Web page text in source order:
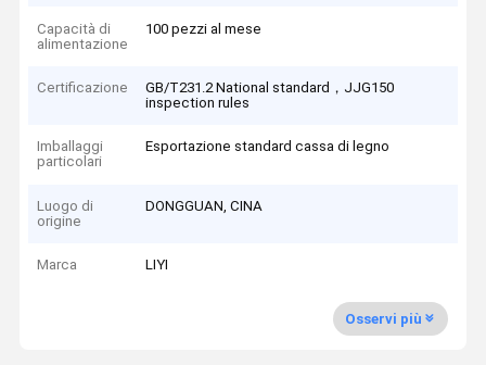
Capacità di
alimentazione
100 pezzi al mese
Certificazione
GB/T231.2 National standard，JJG150
inspection rules
Imballaggi
particolari
Esportazione standard cassa di legno
Luogo di
origine
DONGGUAN, CINA
Marca LIYI
Osservi più